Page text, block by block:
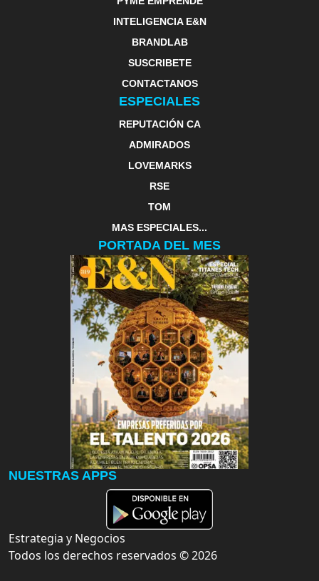
INTELIGENCIA E&N
BRANDLAB
SUSCRIBETE
CONTACTANOS
ESPECIALES
REPUTACIÓN CA
ADMIRADOS
LOVEMARKS
RSE
TOM
MAS ESPECIALES...
PORTADA DEL MES
NUESTRAS APPS
Estrategia y Negocios
Todos los derechos reservados ©2026